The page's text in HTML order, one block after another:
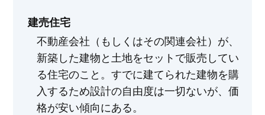
建売住宅
不動産会社（もしくはその関連会社）が、
新築した建物と土地をセットで販売してい
る住宅のこと。すでに建てられた建物を購
入するため設計の自由度は一切ないが、価
格が安い傾向にある。